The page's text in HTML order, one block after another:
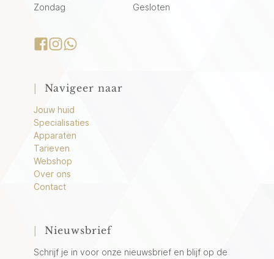
Zondag
Gesloten
Navigeer naar
Jouw huid
Specialisaties
Apparaten
Tarieven
Webshop
Over ons
Contact
Nieuwsbrief
Schrijf je in voor onze nieuwsbrief en blijf op de